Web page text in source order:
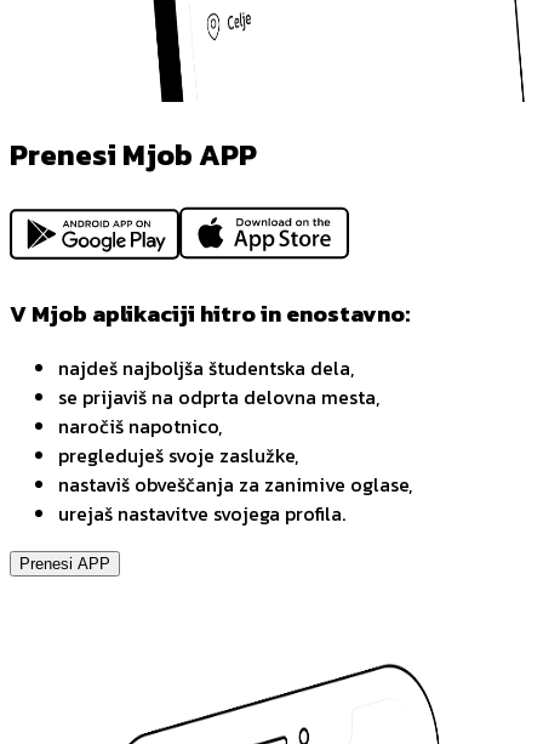
Prenesi Mjob APP
V Mjob aplikaciji hitro in enostavno:
najdeš najboljša študentska dela,
se prijaviš na odprta delovna mesta,
naročiš napotnico,
pregleduješ svoje zaslužke,
nastaviš obveščanja za zanimive oglase,
urejaš nastavitve svojega profila.
Prenesi APP